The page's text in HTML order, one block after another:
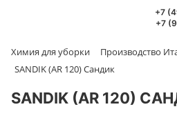
+7
+7
Химия для уборки
Производство
SANDIK (AR 120) Сандик
SANDIK (AR 120)